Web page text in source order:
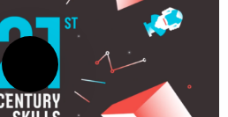
Speel
video
af